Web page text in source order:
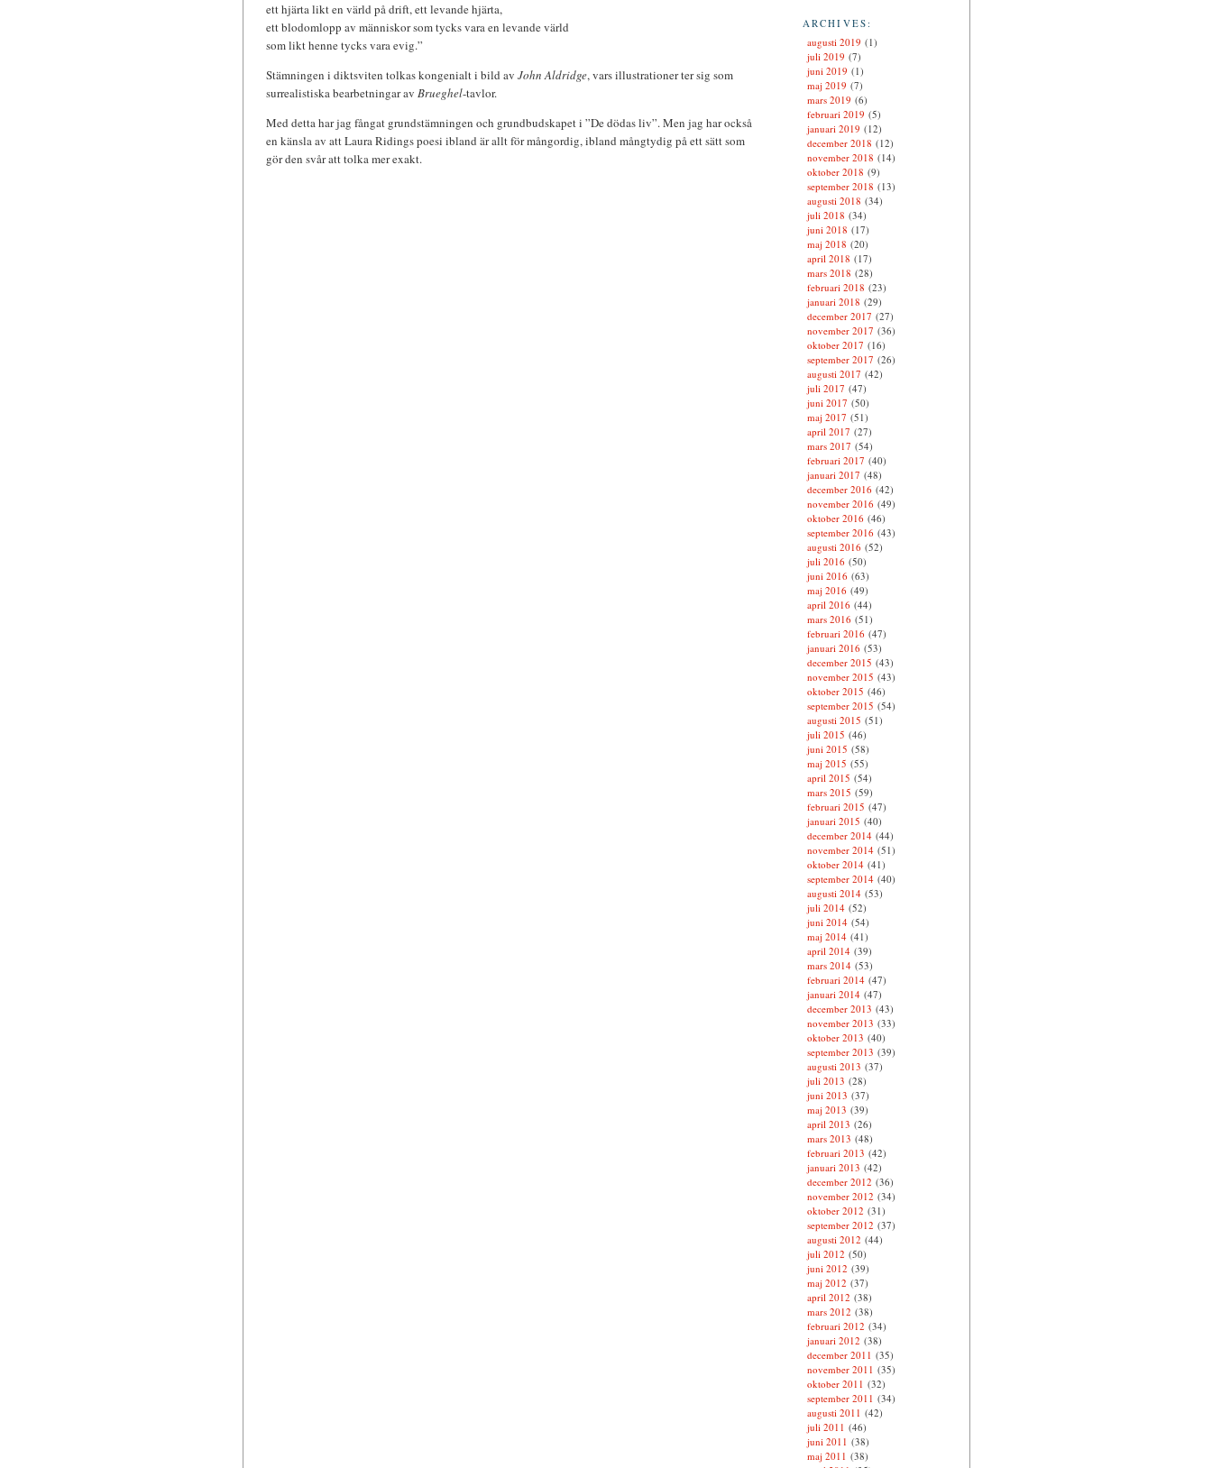
ett hjärta likt en värld på drift, ett levande hjärta,
ett blodomlopp av människor som tycks vara en levande värld
som likt henne tycks vara evig.”
Stämningen i diktsviten tolkas kongenialt i bild av John Aldridge, vars illustrationer ter sig som
surrealistiska bearbetningar av Brueghel-tavlor.
Med detta har jag fångat grundstämningen och grundbudskapet i ”De dödas liv”. Men jag har också
en känsla av att Laura Ridings poesi ibland är allt för mångordig, ibland mångtydig på ett sätt som
gör den svår att tolka mer exakt.
ARCHIVES:
augusti 2019 (1)
juli 2019 (7)
juni 2019 (1)
maj 2019 (7)
mars 2019 (6)
februari 2019 (5)
januari 2019 (12)
december 2018 (12)
november 2018 (14)
oktober 2018 (9)
september 2018 (13)
augusti 2018 (34)
juli 2018 (34)
juni 2018 (17)
maj 2018 (20)
april 2018 (17)
mars 2018 (28)
februari 2018 (23)
januari 2018 (29)
december 2017 (27)
november 2017 (36)
oktober 2017 (16)
september 2017 (26)
augusti 2017 (42)
juli 2017 (47)
juni 2017 (50)
maj 2017 (51)
april 2017 (27)
mars 2017 (54)
februari 2017 (40)
januari 2017 (48)
december 2016(42)
november 2016(49)
oktober 2016(46)
september 2016(43)
augusti 2016(52)
juli 2016(50)
juni 2016(63)
maj 2016(49)
april 2016(44)
mars 2016(51)
februari 2016(47)
januari 2016(53)
december 2015 (43)
november 2015 (43)
oktober 2015 (46)
september 2015 (54)
augusti 2015 (51)
juli 2015 (46)
juni 2015 (58)
maj 2015 (55)
april 2015 (54)
mars 2015 (59)
februari 2015 (47)
januari 2015 (40)
december 2014(44)
november 2014(51)
oktober 2014(41)
september 2014(40)
augusti 2014(53)
juli 2014(52)
juni 2014(54)
maj 2014(41)
april 2014(39)
mars 2014(53)
februari 2014(47)
januari 2014(47)
december 2013 (43)
november 2013 (33)
oktober 2013 (40)
september 2013 (39)
augusti 2013 (37)
juli 2013 (28)
juni 2013 (37)
maj 2013 (39)
april 2013 (26)
mars 2013 (48)
februari 2013 (42)
januari 2013 (42)
december 2012 (36)
november 2012 (34)
oktober 2012 (31)
september 2012 (37)
augusti 2012 (44)
juli 2012 (50)
juni 2012 (39)
maj 2012 (37)
april 2012 (38)
mars 2012 (38)
februari 2012 (34)
januari 2012 (38)
december 2011 (35)
november 2011 (35)
oktober 2011 (32)
september 2011 (34)
augusti 2011 (42)
juli 2011 (46)
juni 2011 (38)
maj 2011 (38)